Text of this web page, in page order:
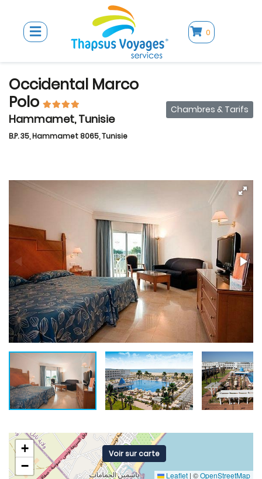
0
Occidental Marco
Polo
Hammamet, Tunisie
B.P. 35, Hammamet 8065, Tunisie
Chambres & Tarifs
+
−
Leaflet | ©OpenStreetMap
Voir sur carte